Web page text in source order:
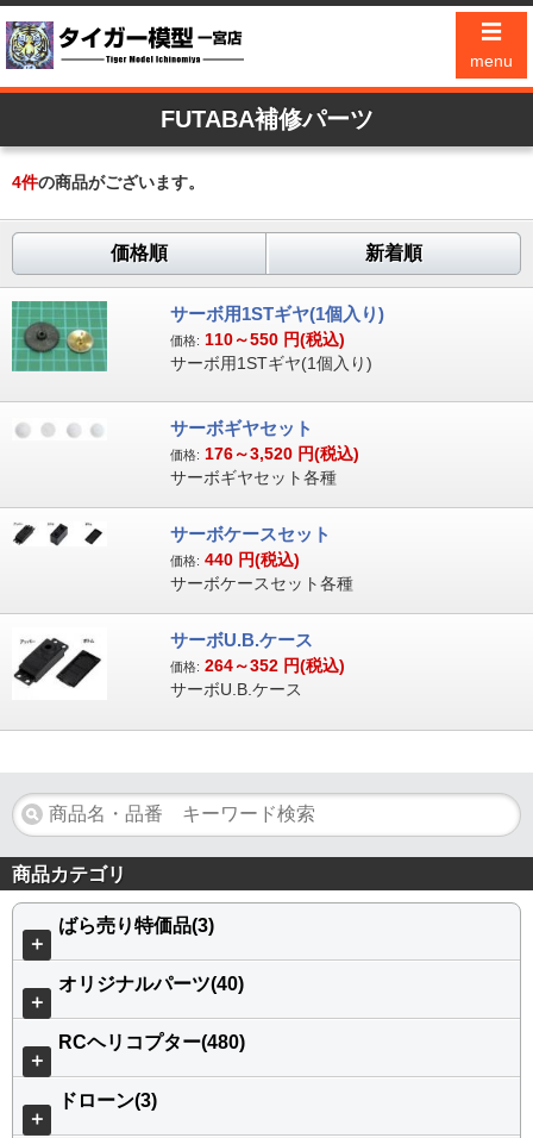
☰
menu
FUTABA補修パーツ
4件の商品がございます。
価格順 新着順
サーボ用1STギヤ(1個入り)
価格: 110～550 円(税込)
サーボ用1STギヤ(1個入り)
サーボギヤセット
価格: 176～3,520 円(税込)
サーボギヤセット各種
サーボケースセット
価格: 440 円(税込)
サーボケースセット各種
サーボU.B.ケース
価格: 264～352 円(税込)
サーボU.B.ケース
商品カテゴリ
＋
ばら売り特価品(3)
＋
オリジナルパーツ(40)
＋
RCヘリコプター(480)
＋
ドローン(3)